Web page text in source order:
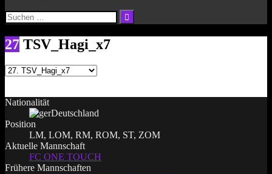
Suchen
nach:
27 TSV_Hagi_x7
Nationalität
Deutschland
Position
LM, LOM, RM, ROM, ST, ZOM
Aktuelle Mannschaft
FC ONE TOUCH
Frühere Mannschaften